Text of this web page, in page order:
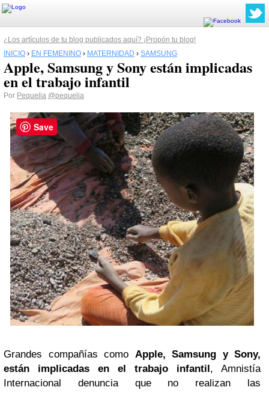
¿Los artículos de tu blog publicados aquí? ¡Propón tu blog!
INICIO › EN FEMENINO › MATERNIDAD › SAMSUNG
Apple, Samsung y Sony están implicadas
en el trabajo infantil
Por Pequelia @pequelia
Grandes compañías como Apple, Samsung y Sony,
están implicadas en el trabajo infantil , Amnistía
Internacional denuncia que no realizan las
Save